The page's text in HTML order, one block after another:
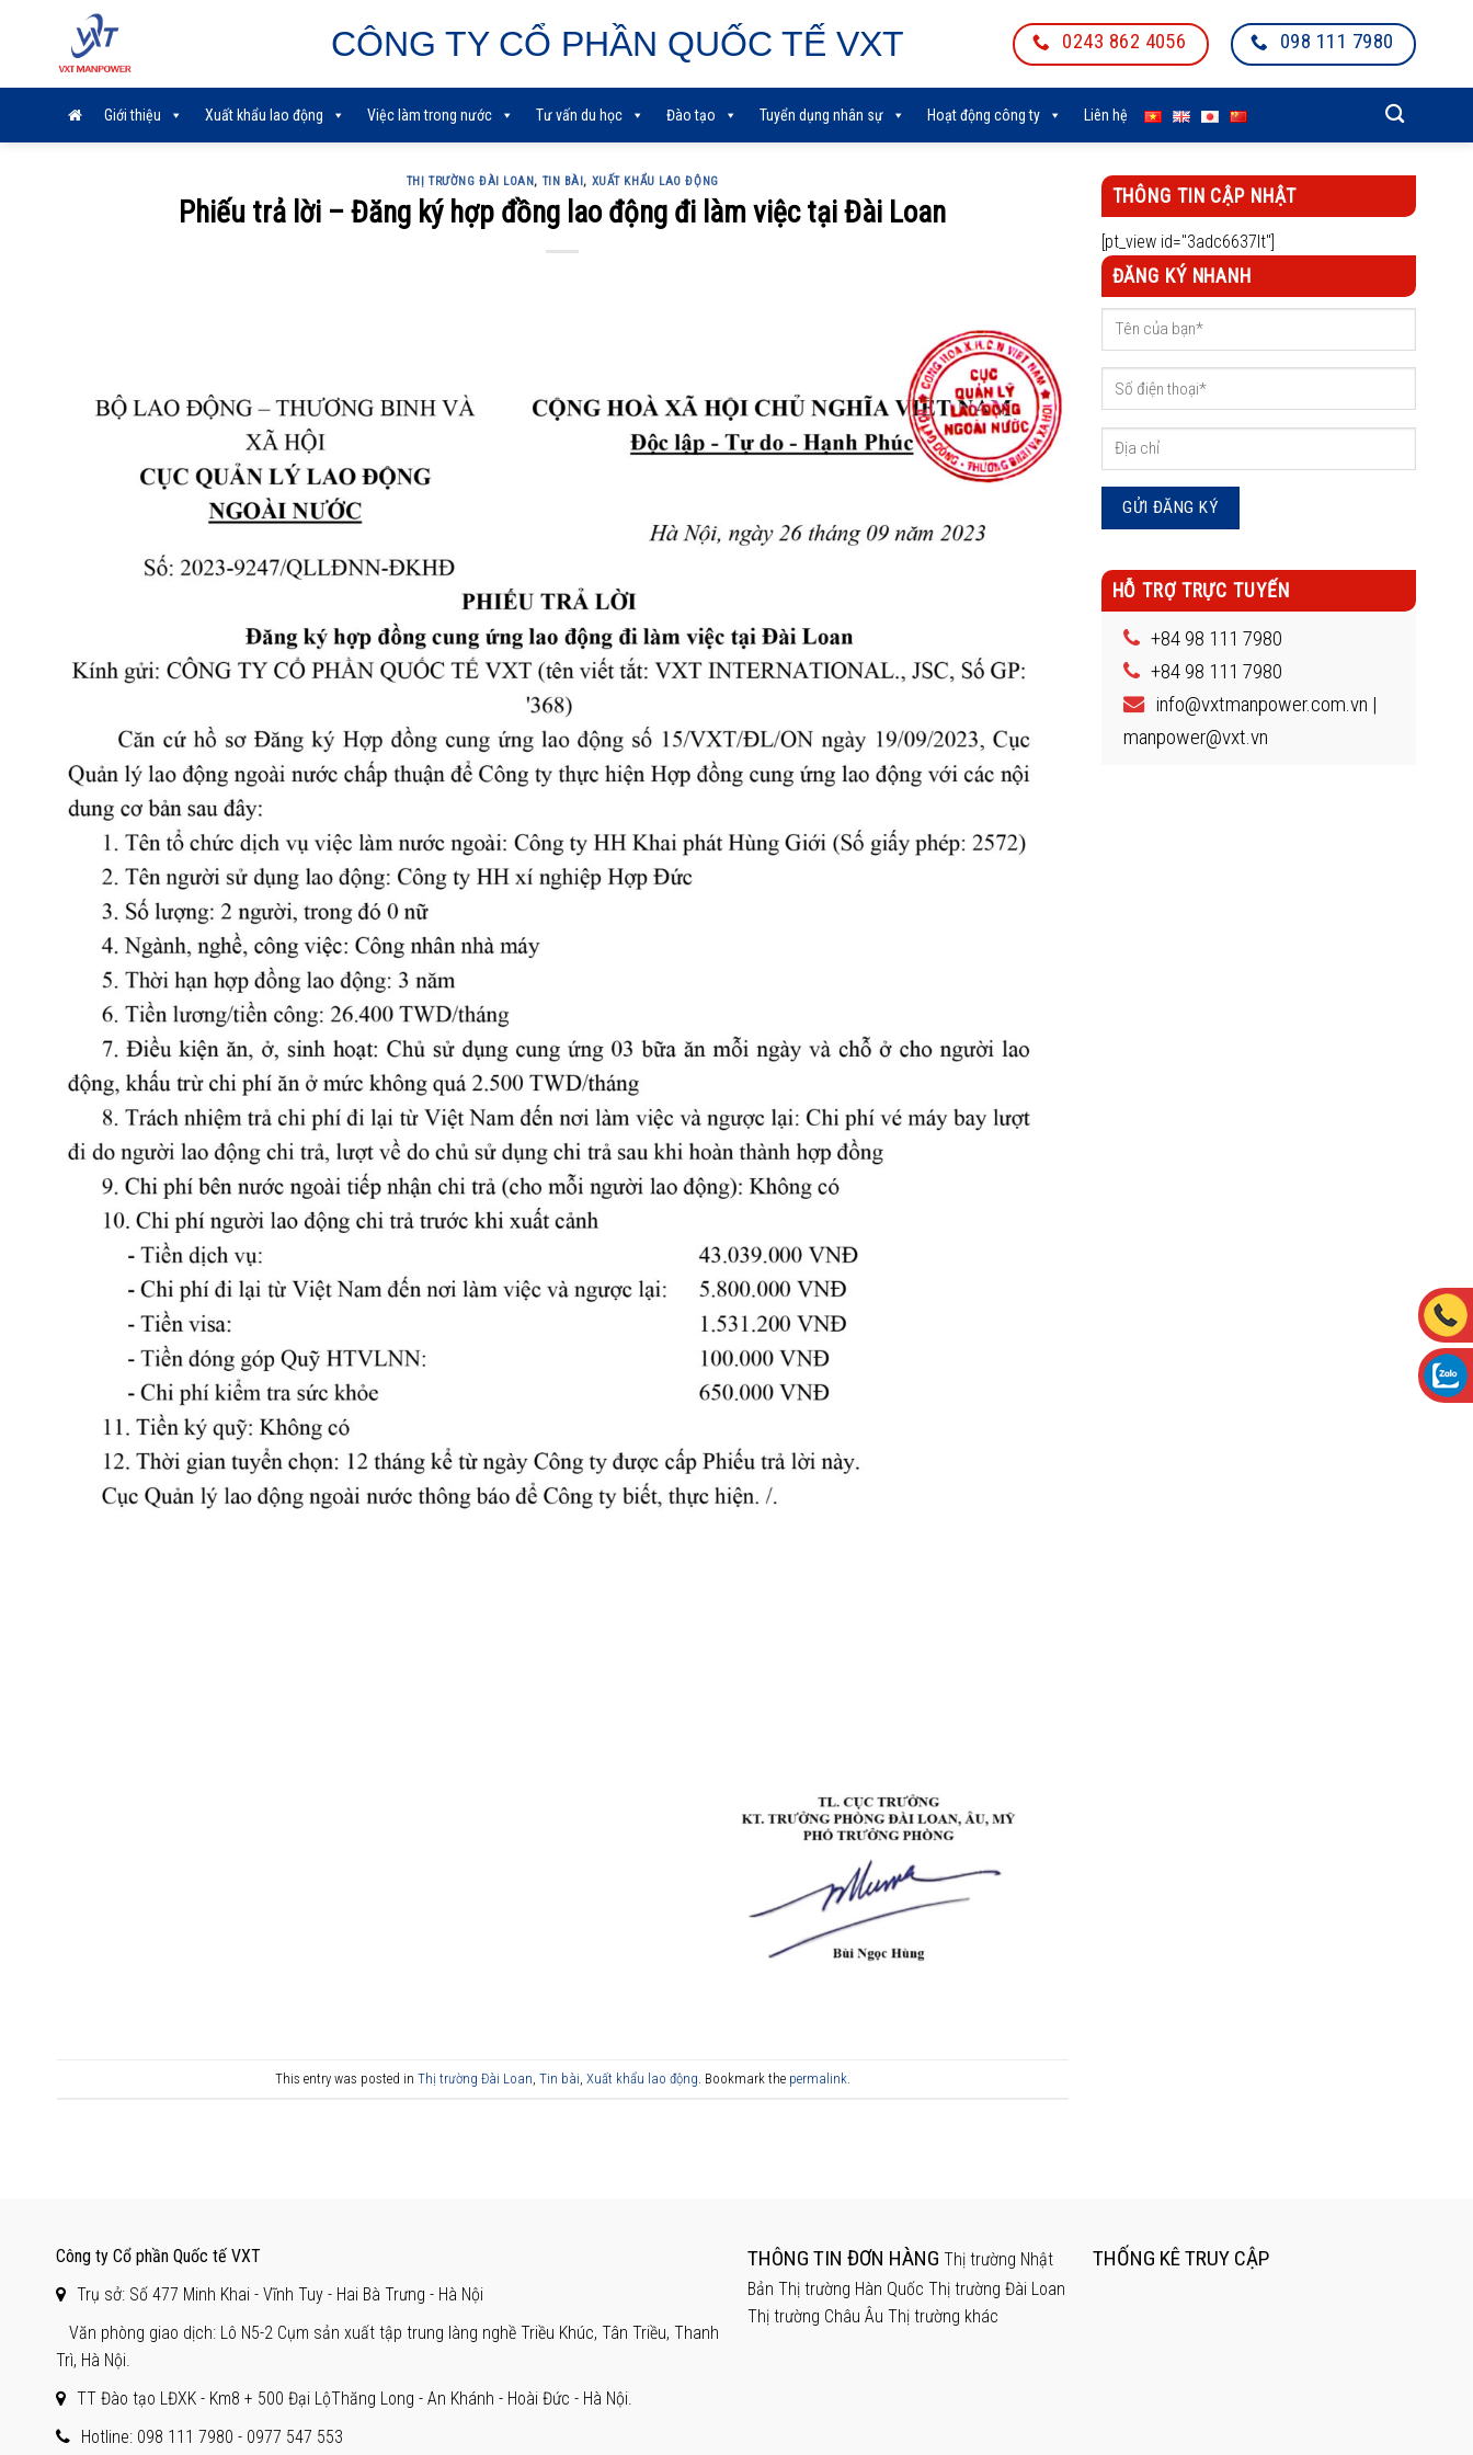
CÔNG TY CỔ PHẦN QUỐC TẾ VXT 0243 862 4056 098 111 7980
Giới thiệu Xuất khẩu lao động Việc làm trong nước Tư vấn du học Đào tạo Tuyển dụng nhân sự Hoạt động công ty Liên hệ
THỊ TRƯỜNG ĐÀI LOAN, TIN BÀI, XUẤT KHẨU LAO ĐỘNG
Phiếu trả lời – Đăng ký hợp đồng lao động đi làm việc tại Đài Loan
This entry was posted in Thị trường Đài Loan Tin bài Xuất khẩu lao động . Bookmark the permalink.
THÔNG TIN CẬP NHẬT
[pt_view id="3adc6637lt"]
ĐĂNG KÝ NHANH
HỖ TRỢ TRỰC TUYẾN
+84 98 111 7980
+84 98 111 7980
info@vxtmanpower.com.vn |
manpower@vxt.vn
Công ty Cổ phần Quốc tế VXT
Trụ sở: Số 477 Minh Khai - Vĩnh Tuy - Hai Bà Trưng - Hà Nội
Văn phòng giao dịch: Lô N5-2 Cụm sản xuất tập trung làng nghề Triều Khúc, Tân Triều, Thanh
Trì, Hà Nội.
TT Đào tạo LĐXK - Km8 + 500 Đại LộThăng Long - An Khánh - Hoài Đức - Hà Nội.
Hotline: 098 111 7980 - 0977 547 553
THÔNG TIN ĐƠN HÀNG Thị trường Nhật
Bản Thị trường Hàn Quốc Thị trường Đài Loan
Thị trường Châu Âu Thị trường khác
THỐNG KÊ TRUY CẬP